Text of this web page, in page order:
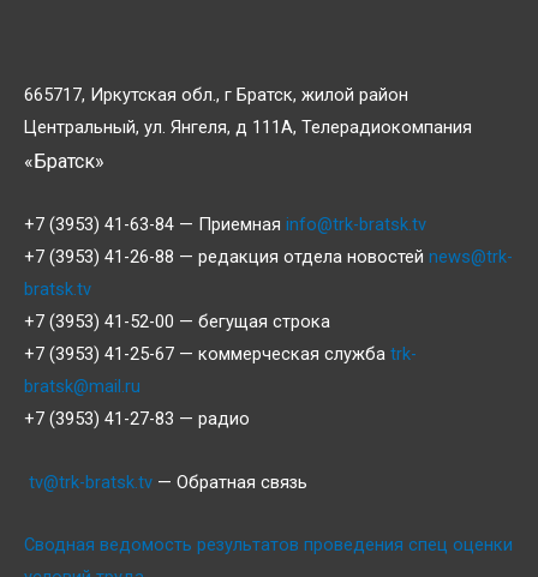
665717, Иркутская обл., г Братск, жилой район
Центральный, ул. Янгеля, д 111А, Телерадиокомпания
«Братск»
+7 (3953) 41-63-84 — Приемная info@trk-bratsk.tv
+7 (3953) 41-26-88 — редакция отдела новостей news@trk-
bratsk.tv
+7 (3953) 41-52-00 — бегущая строка
+7 (3953) 41-25-67 — коммерческая служба trk-
bratsk@mail.ru
+7 (3953) 41-27-83 — радио
tv@trk-bratsk.tv — Обратная связь
Сводная ведомость результатов проведения спец оценки